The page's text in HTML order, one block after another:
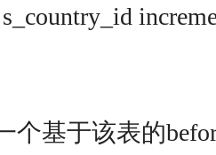
s_country_id
个基于该表的